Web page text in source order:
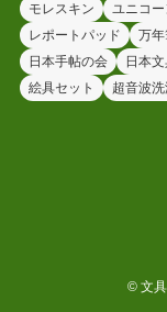
モレスキン
ユニコー
レポートパッド
万
日本手帖の会
日本
絵具セット
超音波
© 文